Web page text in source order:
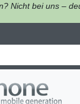
Nicht bei uns –